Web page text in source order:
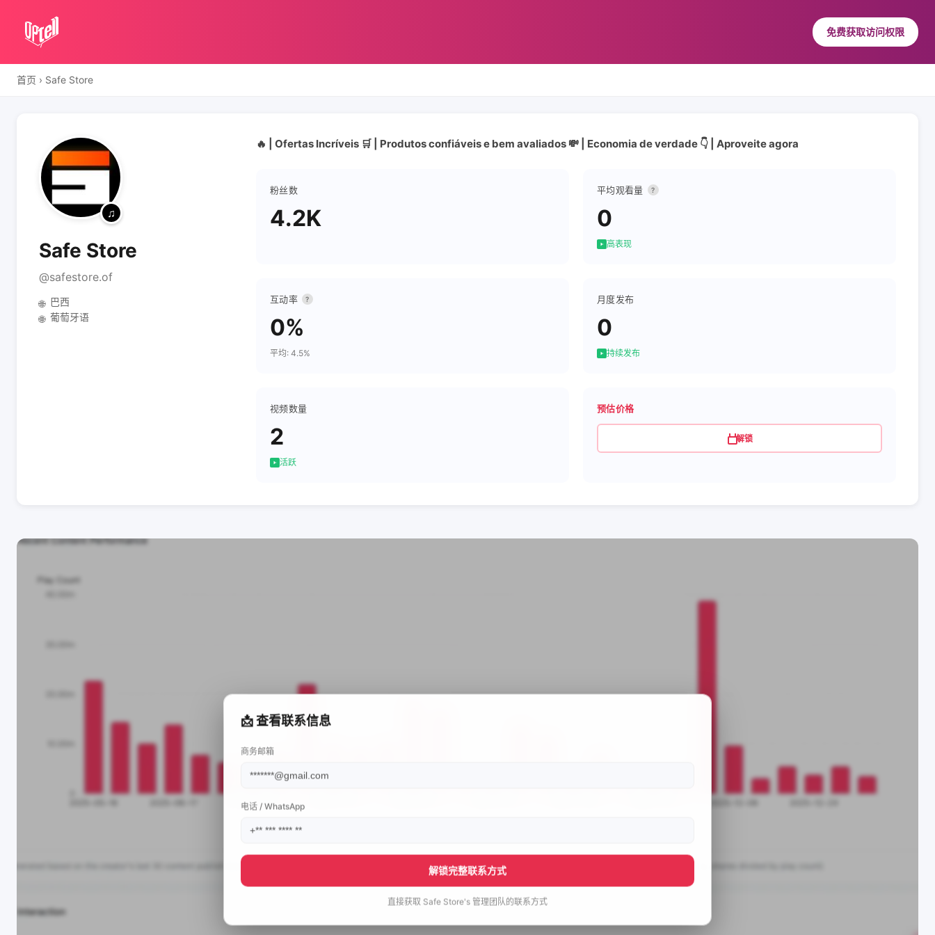
免费获取访问权限
首页 › Safe Store
Safe Store
@safestore.of
🌐 巴西
🌐 葡萄牙语
🔥 | Ofertas Incríveis 🛒 | Produtos confiáveis e bem avaliados 💸 | Economia de verdade 👇 | Aproveite agora
粉丝数
4.2K
平均观看量 ?
0
高表现
互动率 ?
0%
平均: 4.5%
月度发布
0
持续发布
视频数量
2
活跃
预估价格
解锁
📩 查看联系信息
商务邮箱
电话 / WhatsApp
解锁完整联系方式
直接获取 Safe Store's 管理团队的联系方式